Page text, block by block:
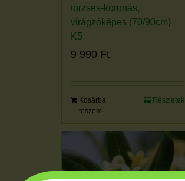
törzses-koronás,
virágzóképes (70/90cm)
K5
9 990 Ft
Kosárba
teszem
Részletek